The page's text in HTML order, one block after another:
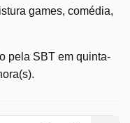
games, comédia,
pela SBT em quinta-